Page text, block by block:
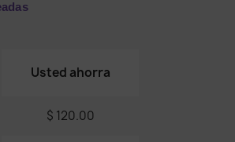
Usted ahorra
$ 120.00